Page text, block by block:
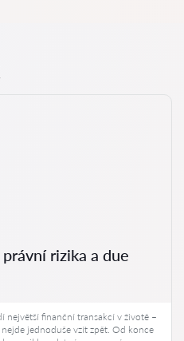
rizika a due
největší finanční transakcí v životě –
jednoduše vzít zpět. Od konce